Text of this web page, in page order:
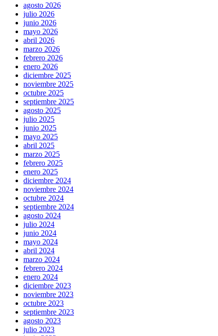
agosto 2026
julio 2026
junio 2026
mayo 2026
abril 2026
marzo 2026
febrero 2026
enero 2026
diciembre 2025
noviembre 2025
octubre 2025
septiembre 2025
agosto 2025
julio 2025
junio 2025
mayo 2025
abril 2025
marzo 2025
febrero 2025
enero 2025
diciembre 2024
noviembre 2024
octubre 2024
septiembre 2024
agosto 2024
julio 2024
junio 2024
mayo 2024
abril 2024
marzo 2024
febrero 2024
enero 2024
diciembre 2023
noviembre 2023
octubre 2023
septiembre 2023
agosto 2023
julio 2023